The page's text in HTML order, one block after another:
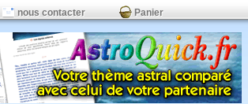
nous contacter Panier